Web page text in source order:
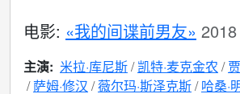
电影: «我的间谍前男友» 2018
主演: 米拉·库尼斯 凯特·麦克金农
萨姆·修汉 薇尔玛·斯泽克斯 哈桑·